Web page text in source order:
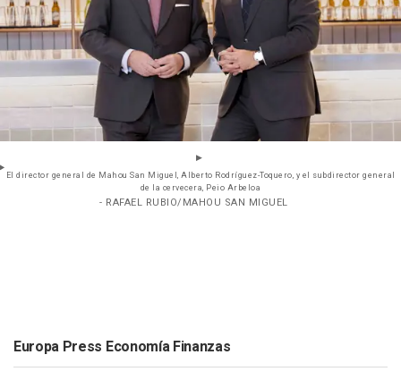
El director general de Mahou San Miguel, Alberto Rodríguez-Toquero, y el subdirector general
de la cervecera, Peio Arbeloa
- RAFAEL RUBIO/MAHOU SAN MIGUEL
Europa Press Economía Finanzas